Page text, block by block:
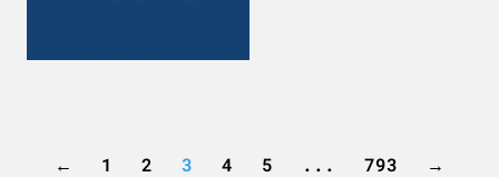
← 1 2 3 4 5 ... 793 →